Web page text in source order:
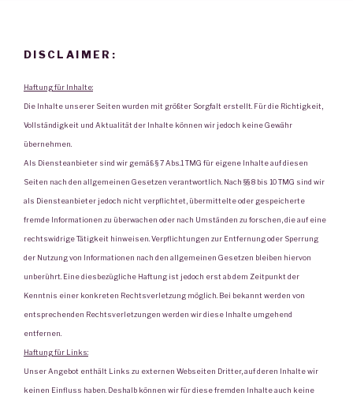
DISCLAIMER:
Haftung für Inhalte:
Die Inhalte unserer Seiten wurden mit größter Sorgfalt erstellt. Für die Richtigkeit,
Vollständigkeit und Aktualität der Inhalte können wir jedoch keine Gewähr
übernehmen.
Als Diensteanbieter sind wir gemäß § 7 Abs.1 TMG für eigene Inhalte auf diesen
Seiten nach den allgemeinen Gesetzen verantwortlich. Nach §§ 8 bis 10 TMG sind wir
als Diensteanbieter jedoch nicht verpflichtet, übermittelte oder gespeicherte
fremde Informationen zu überwachen oder nach Umständen zu forschen, die auf eine
rechtswidrige Tätigkeit hinweisen. Verpflichtungen zur Entfernung oder Sperrung
der Nutzung von Informationen nach den allgemeinen Gesetzen bleiben hiervon
unberührt. Eine diesbezügliche Haftung ist jedoch erst ab dem Zeitpunkt der
Kenntnis einer konkreten Rechtsverletzung möglich. Bei bekannt werden von
entsprechenden Rechtsverletzungen werden wir diese Inhalte umgehend
entfernen.
Haftung für Links:
Unser Angebot enthält Links zu externen Webseiten Dritter, auf deren Inhalte wir
keinen Einfluss haben. Deshalb können wir für diese fremden Inhalte auch keine